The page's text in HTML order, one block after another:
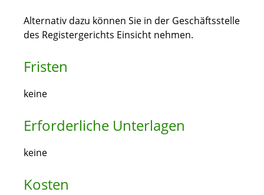
Alternativ dazu können Sie in der Geschäftsstelle
des Registergerichts Einsicht nehmen.
Fristen
keine
Erforderliche Unterlagen
keine
Kosten